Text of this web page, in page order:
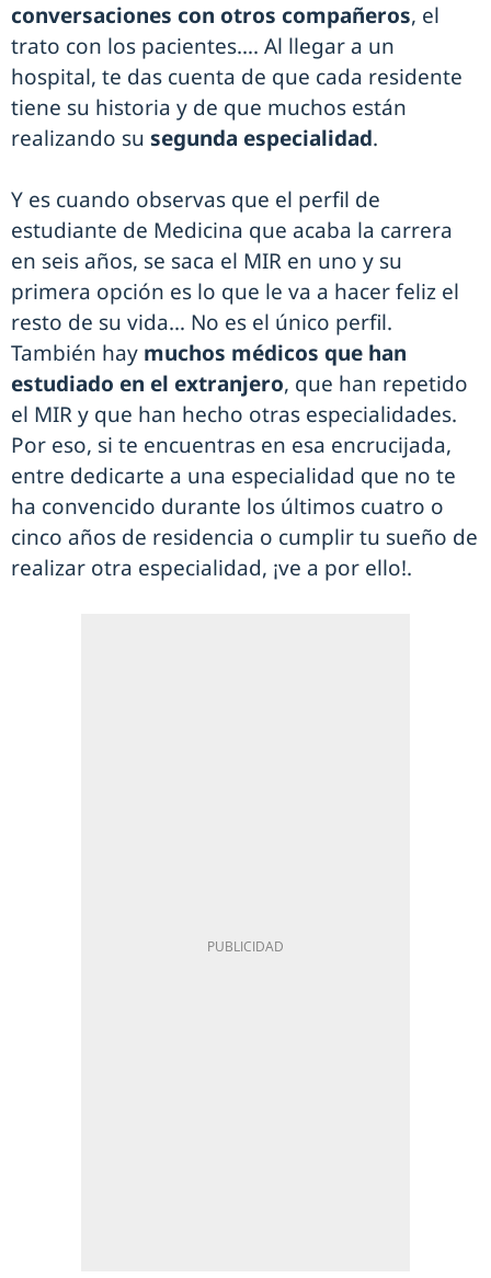
conversaciones con otros compañeros, el
trato con los pacientes…. Al llegar a un
hospital, te das cuenta de que cada residente
tiene su historia y de que muchos están
realizando su segunda especialidad.
Y es cuando observas que el perfil de
estudiante de Medicina que acaba la carrera
en seis años, se saca el MIR en uno y su
primera opción es lo que le va a hacer feliz el
resto de su vida… No es el único perfil.
También hay muchos médicos que han
estudiado en el extranjero, que han repetido
el MIR y que han hecho otras especialidades.
Por eso, si te encuentras en esa encrucijada,
entre dedicarte a una especialidad que no te
ha convencido durante los últimos cuatro o
cinco años de residencia o cumplir tu sueño de
realizar otra especialidad, ¡ve a por ello!.